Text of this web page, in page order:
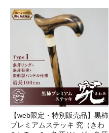
【web限定・特別販売品】黒柿
プレミアムステッキ 究（きわ